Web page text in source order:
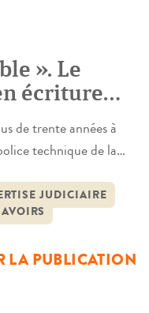
». Le
écriture
(1877-
de trente années à
technique de la
au XXe siècle, son
Auteur prolifique,
véritable
JUDICIAIRE
LA PUBLICATION